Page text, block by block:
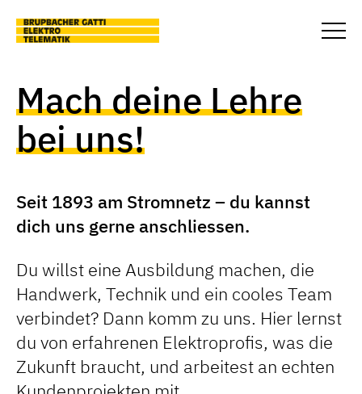
Mach deineLehre
bei uns!
Seit 1893 am Stromnetz – du kannst
dich uns gerne anschliessen.
Du willst eine Ausbildung machen, die
Handwerk, Technik und ein cooles Team
verbindet? Dann komm zu uns. Hier lernst
du von erfahrenen Elektroprofis, was die
Zukunft braucht, und arbeitest an echten